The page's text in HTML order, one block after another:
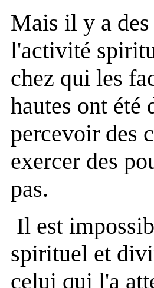
Mais il y a
l'activité
chez qui les
hautes ont été
percevoir des
exercer des
pas.
Il est
spirituel et
celui qui l'a